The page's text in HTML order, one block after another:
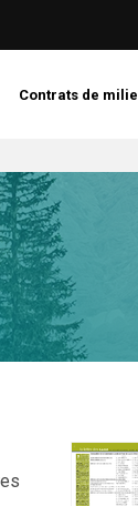
Contrats de